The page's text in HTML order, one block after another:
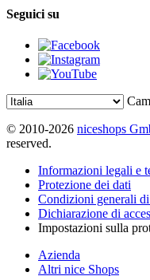
Seguici su
© 2010-2026 niceshops
reserved.
Informazioni legali e
Protezione dei dati
Condizioni generali
Dichiarazione di
Impostazioni sulla
Azienda
Altri nice Shops